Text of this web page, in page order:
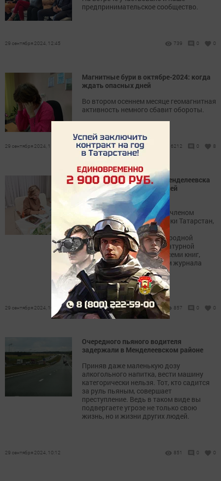
предпринимательское сообщество.
29 сентября 2024, 12:45 739 0 0
Магнитные бури в октябре-2024: когда
ждать опасных дней
Во втором осеннем месяце геомагнитная
активность немного сбавит обороты.
29 сентября 2024, 11:34 6212 0 8
В татарской библиотеке Менделеевска
состоялась встреча с Лилией
Гибадуллиной
Лилия Фаисовна является членом
Союза писателей Республики Татарстан,
лауреатом премии имени
С.Сулеймановой, международной
русско-итальянской литературной
премии «Бэлла», автором семи книг,
ответственным секретарем журнала
«Майдан».
29 сентября 2024, 10:23 857 0 0
Очередного пьяного водителя
задержали в Менделеевском районе
Приняв даже маленькую дозу
алкогольного напитка, вести машину
категорически нельзя. Тот, кто садится
за руль пьяным, совершает
преступление. Ведь в таком виде вы
подвергаете угрозе не только свою
жизнь, но и жизни других людей.
29 сентября 2024, 10:12 851 0 0